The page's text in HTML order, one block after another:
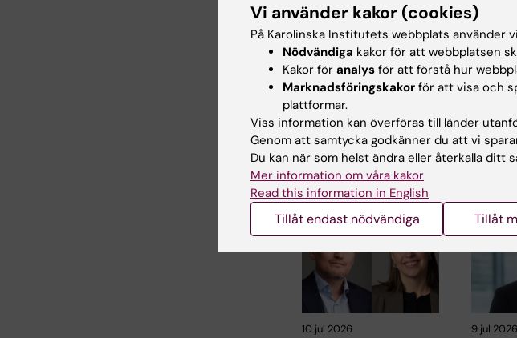
Juliette Foucher
tilldelas
prestigefyllt
internationellt
ALS-anslag
Juliette Foucher,
postdoktor vid
institutionen för
klinisk
neurovetenskap…
24 jul 2026
Två KI-
från
Castelo-
professor
KI får…
10 jul 2026 9 jul 2026
Vi använder kakor (cookies)
På Karolinska Institutets webbplats använder
Nödvändiga kakor för att webbplatsen
Kakor för analys för att förstå hur
Marknadsföringskakor för att visa och
plattformar.
Viss information kan överföras till länder
Genom att samtycka godkänner du att vi
Du kan när som helst ändra eller återkalla ditt
Mer information om våra kakor
Read this information in English
Tillåt endast nödvändiga Tillåt